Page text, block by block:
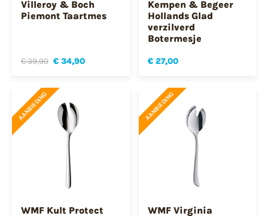
Villeroy & Boch
Piemont Taartmes
€ 39,90 € 34,90
Kempen & Begeer
Hollands Glad
verzilverd
Botermesje
€ 27,00
AANBIEDING
WMF Kult Protect
AANBIEDING
WMF Virginia